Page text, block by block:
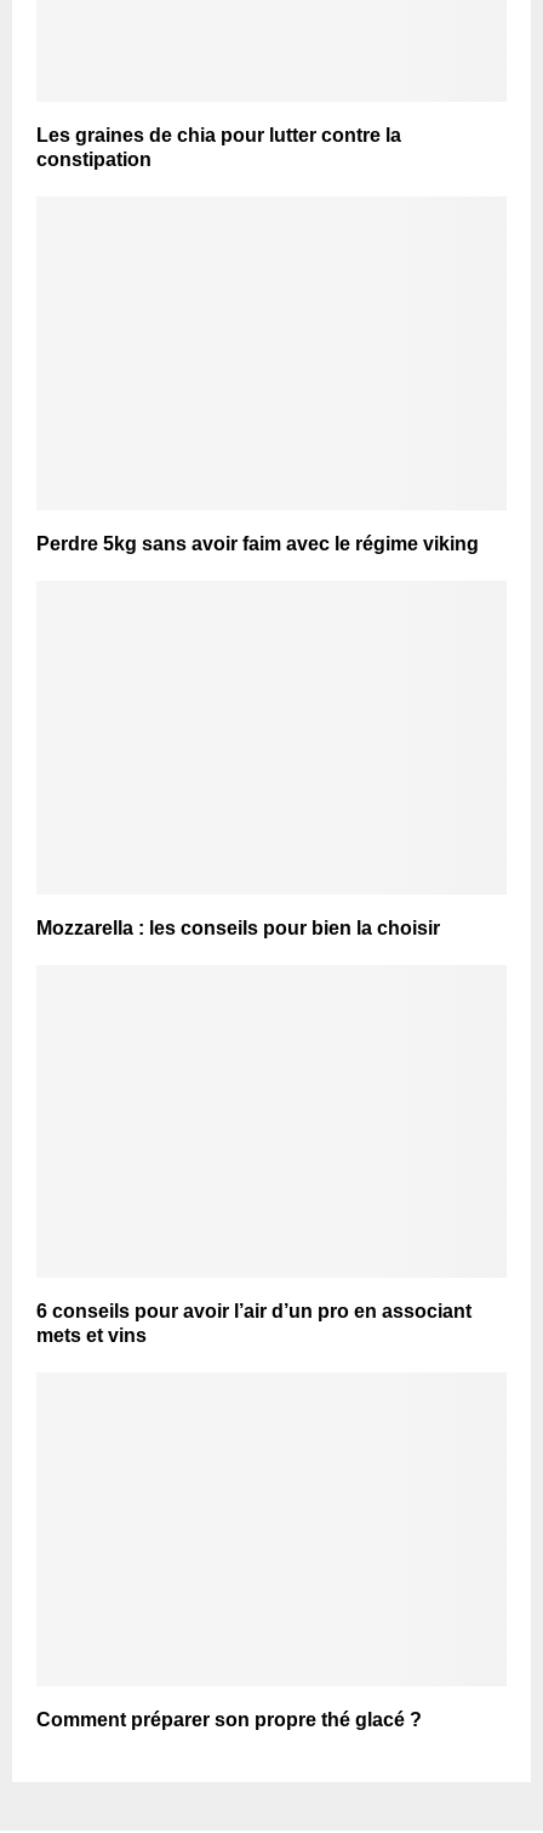
Les graines de chia pour lutter contre la
constipation
Perdre 5kg sans avoir faim avec le régime viking
Mozzarella : les conseils pour bien la choisir
6 conseils pour avoir l’air d’un pro en associant
mets et vins
Comment préparer son propre thé glacé ?